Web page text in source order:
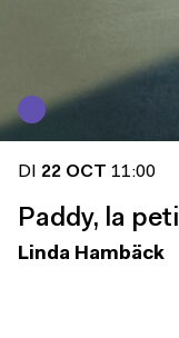
DI 22 OCT 11:00
Paddy, la
Linda Hambäck